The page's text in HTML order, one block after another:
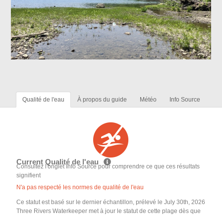
Qualité de l'eau À propos du guide Météo Info Source
Current Qualité de l'eau
Consultez l'onglet Info Source pour comprendre ce que ces résultats
signifient
N'a pas respecté les normes de qualité de l'eau
Ce statut est basé sur le dernier échantillon, prélevé le July 30th, 2026
Three Rivers Waterkeeper met à jour le statut de cette plage dès que